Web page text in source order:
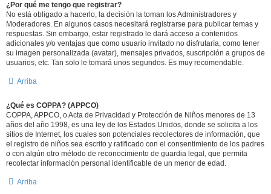
¿Por qué me tengo que registrar?
No está obligado a hacerlo, la decisión la toman los Administradores y
Moderadores. En algunos casos necesitará registrarse para publicar temas y
respuestas. Sin embargo, estar registrado le dará acceso a contenidos
adicionales y/o ventajas que como usuario invitado no disfrutaría, como tener
su imagen personalizada (avatar), mensajes privados, suscripción a grupos de
usuarios, etc. Tan solo le tomará unos segundos. Es muy recomendable.
Arriba
¿Qué es COPPA? (APPCO)
COPPA, APPCO, o Acta de Privacidad y Protección de Niños menores de 13
años del año 1998, es una ley de los Estados Unidos, donde se solicita a los
sitios de Internet, los cuales son potenciales recolectores de información, que
el registro de niños sea escrito y ratificado con el consentimiento de los padres
o con algún otro método de reconocimiento de guardia legal, que permita
recolectar información personal identificable de un menor de edad.
Arriba